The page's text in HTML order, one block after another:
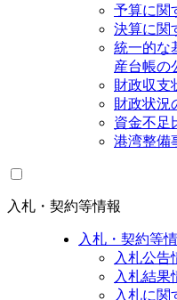
予算に関
決算に関
統一的な
産台帳の
財政収支
財政状況
資金不足
港湾整備
入札・契約等情報
入札・契約等
入札公告
入札結果
入札に関